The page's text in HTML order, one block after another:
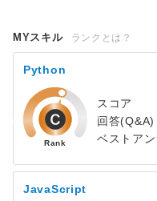
MYスキル ランクとは？
Python
スコア
回答(Q&A)
ベストア
JavaScript